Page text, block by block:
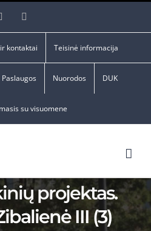
Facebook
kontaktai Teisinė informacija
Paslaugos Nuorodos DUK
su visuomene
projektas.
III (3)